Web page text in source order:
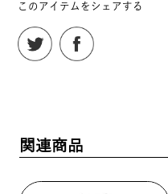
このアイテムをシェアする
関連商品